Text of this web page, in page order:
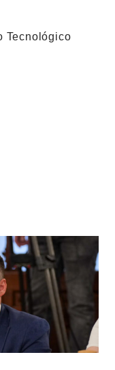
Tecnológico